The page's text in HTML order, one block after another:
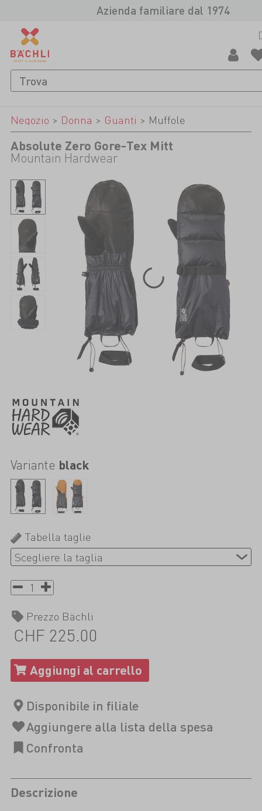
Azienda familiare dal 1974
Negozio > Donna > Guanti > Muffole
Absolute Zero Gore-Tex Mitt
Mountain Hardwear
Variante black
Tabella taglie
Prezzo Bächli
CHF 225.00
Descrizione